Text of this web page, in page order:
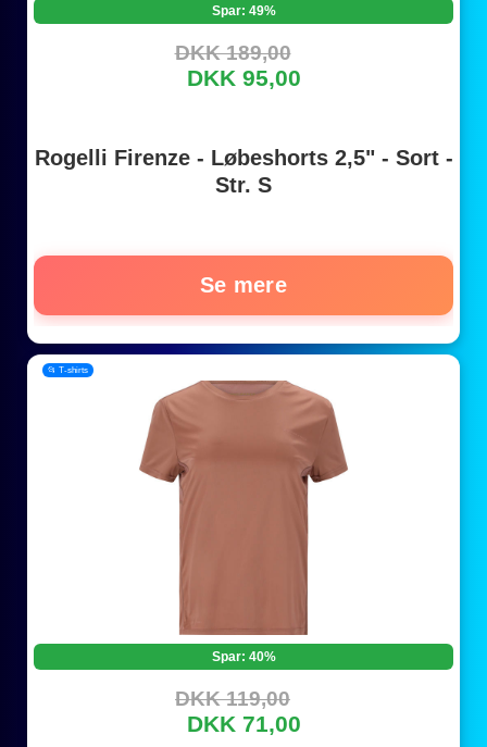
Spar: 49%
DKK 189,00
DKK 95,00
Rogelli Firenze - Løbeshorts 2,5" - Sort -
Str. S
Se mere
📂 T-shirts
Spar: 40%
DKK 119,00
DKK 71,00